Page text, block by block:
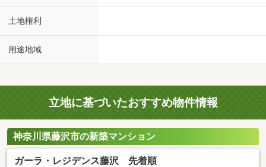
土地権利
用途地域
立地に基づいたおすすめ物件情報
神奈川県藤沢市の新築マンション
ガーラ・レジデンス藤沢 先着順